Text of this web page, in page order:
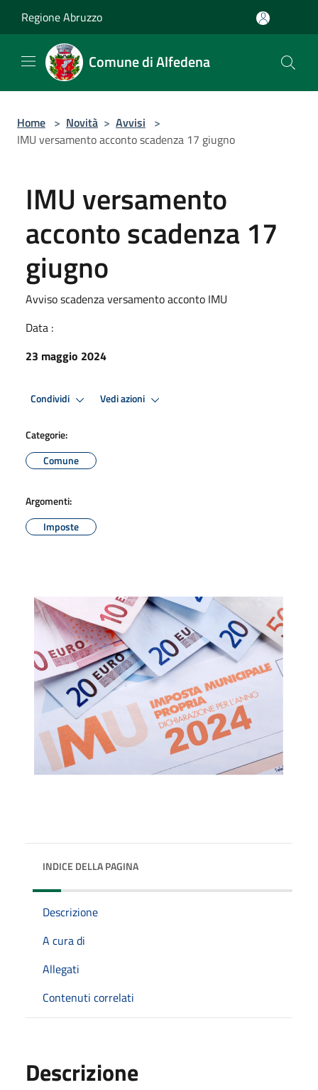
Regione Abruzzo
Comune di Alfedena
Home > Novità > Avvisi >
IMU versamento acconto scadenza 17 giugno
IMU versamento
acconto scadenza 17
giugno
Avviso scadenza versamento acconto IMU
Data :
23 maggio 2024
Condividi Vedi azioni
Categorie:
Comune
Argomenti:
Imposte
INDICE DELLA PAGINA
Descrizione
A cura di
Allegati
Contenuti correlati
Descrizione